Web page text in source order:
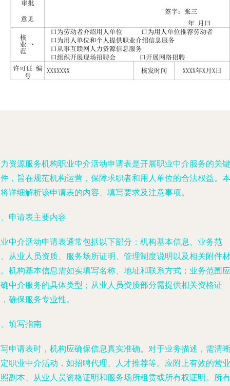
资源服务机构职业中介活动申请表是开展职业中介服务的关键
，旨在规范机构运营，保障求职者和用人单位的合法权益。本
详细解析该申请表的内容、填写要求及注意事项。
申请表主要内容
中介活动申请表通常包括以下部分：机构基本信息、业务范
从业人员资质、服务场所证明、管理制度说明以及相关附件材
机构基本信息需如实填写名称、地址和联系方式；业务范围应
中介服务的具体类型；从业人员资质部分需提供相关资格证
确保服务专业性。
填写指南
申请表时，机构应确保信息真实准确。对于业务描述，需清晰
职业中介活动，如招聘代理、人才推荐等。应附上有效的营业
副本、从业人员资格证明和服务场所租赁或所有权证明。所有